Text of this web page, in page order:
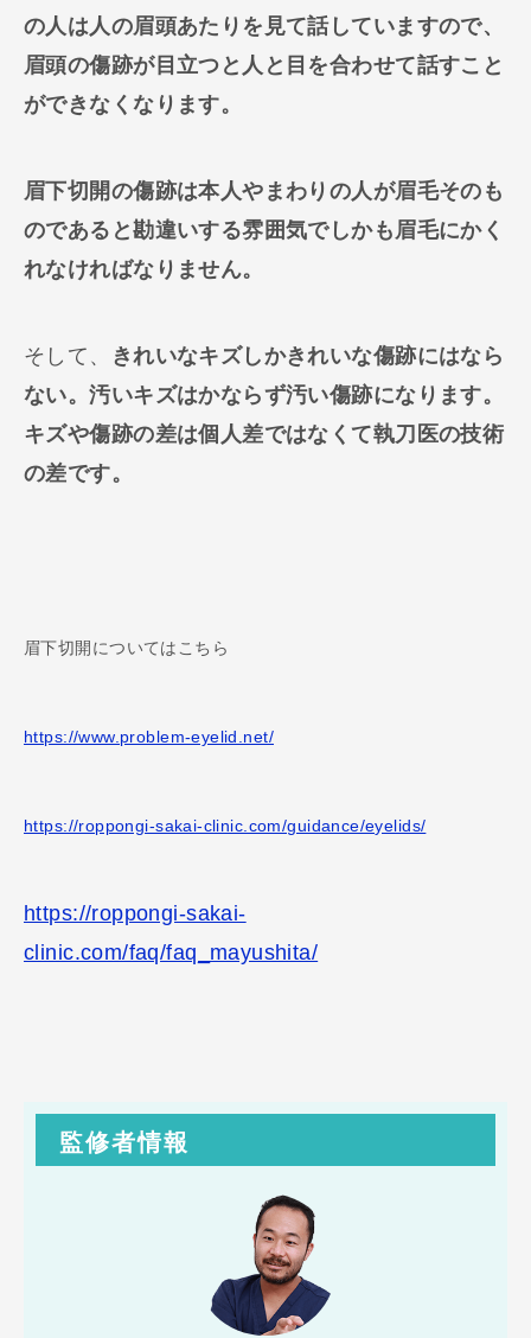
の人は人の眉頭あたりを見て話していますので、
眉頭の傷跡が目立つと人と目を合わせて話すこと
ができなくなります。
眉下切開の傷跡は本人やまわりの人が眉毛そのも
のであると勘違いする雰囲気でしかも眉毛にかく
れなければなりません。
そして、
きれいなキズしかきれいな傷跡にはなら
ない。汚いキズはかならず汚い傷跡になります。
キズや傷跡の差は個人差ではなくて執刀医の技術
の差です。
眉下切開についてはこちら
https://www.problem-eyelid.net/
https://roppongi-sakai-clinic.com/guidance/eyelids/
https://roppongi-sakai-
clinic.com/faq/faq_mayushita/
監修者情報